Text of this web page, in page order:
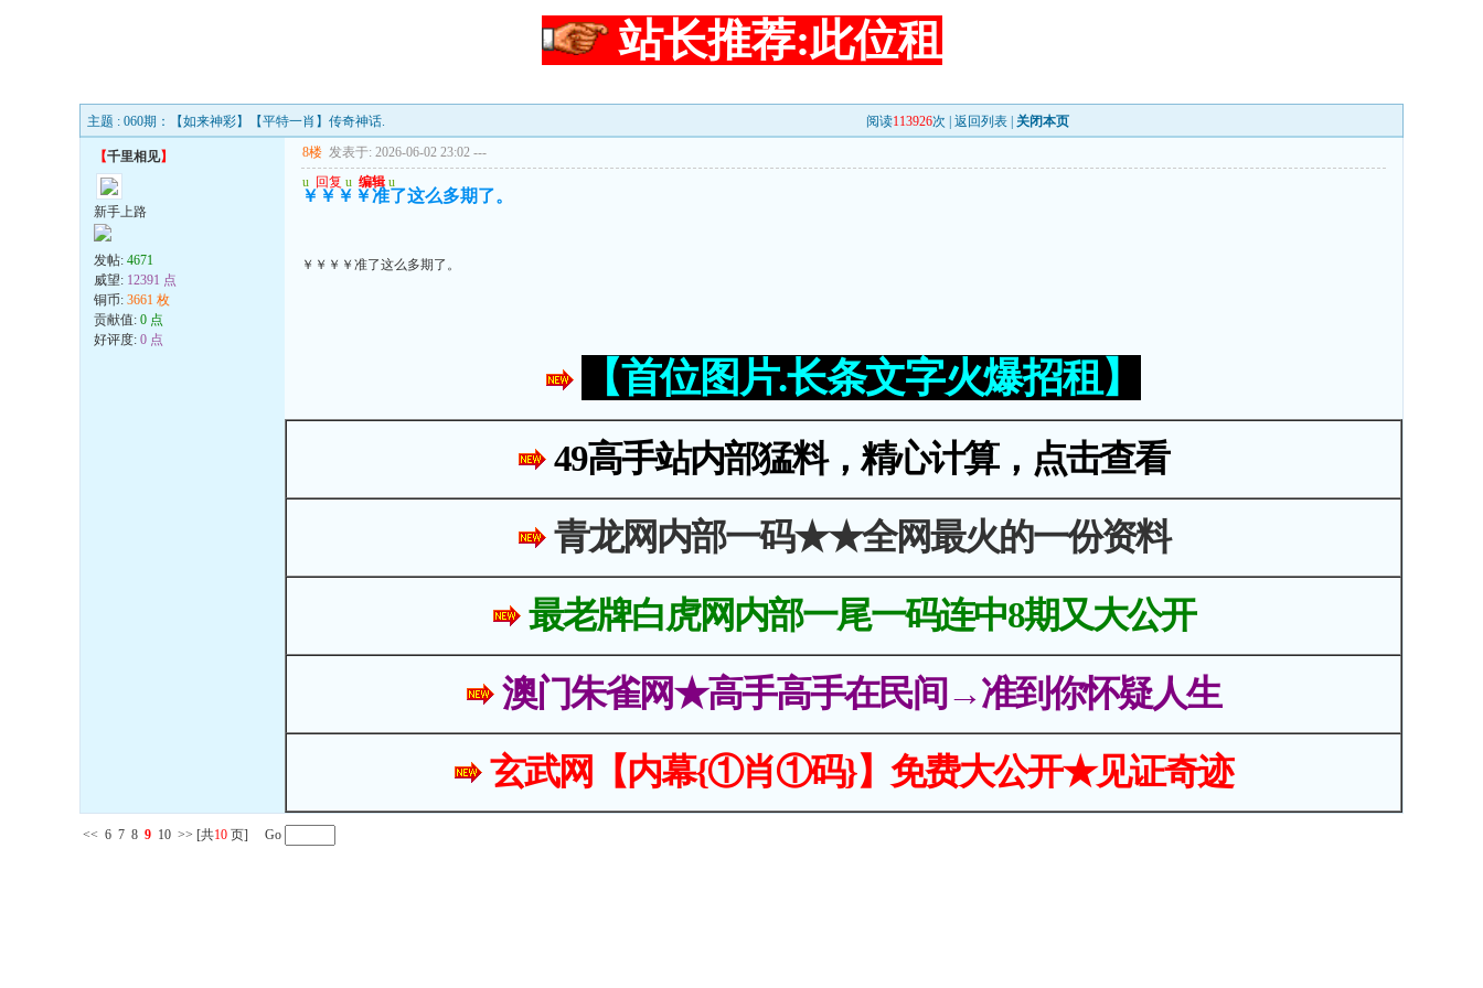
站长推荐:此位租
主题 : 060期：【如来神彩】【平特一肖】传奇神话. 阅读113926次 | 返回列表 关闭本页
【千里相见】
新手上路
发帖: 4671
威望: 12391 点
铜币: 3661 枚
贡献值: 0 点
好评度: 0 点
8楼 发表于: 2026-06-02 23:02 ---
u 回复 u 编辑 u
￥￥￥￥准了这么多期了。
￥￥￥￥准了这么多期了。
【首位图片.长条文字火爆招租】
49高手站内部猛料，精心计算，点击查看
青龙网内部一码★★全网最火的一份资料
最老牌白虎网内部一尾一码连中8期又大公开
澳门朱雀网★高手高手在民间→准到你怀疑人生
玄武网【内幕{①肖①码}】免费大公开★见证奇迹
<< 6 7 8 9 10 >> [共10 页] Go